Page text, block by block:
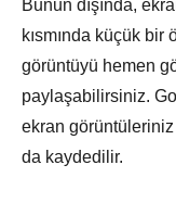
Adım 2.
Bunun dışında,
kısmında küçük
görüntüyü hemen
paylaşabilirsiniz.
ekran görüntüleriniz
da kaydedilir.